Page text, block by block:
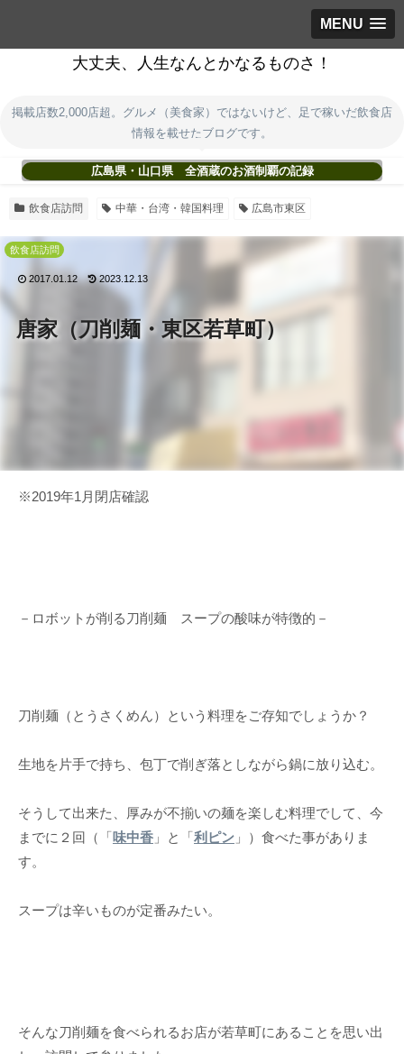
MENU
大丈夫、人生なんとかなるものさ！
掲載店数2,000店超。グルメ（美食家）ではないけど、足で稼いだ飲食店
情報を載せたブログです。
広島県・山口県 全酒蔵のお酒制覇の記録
飲食店訪問 中華・台湾・韓国料理 広島市東区
唐家（刀削麺・東区若草町）
飲食店訪問
2017.01.12 2023.12.13
※2019年1月閉店確認
－ロボットが削る刀削麺 スープの酸味が特徴的－
刀削麺（とうさくめん）という料理をご存知でしょうか？
生地を片手で持ち、包丁で削ぎ落としながら鍋に放り込む。
そうして出来た、厚みが不揃いの麺を楽しむ料理でして、今
までに２回（「味中香 」と「利ピン 」）食べた事がありま
す。
スープは辛いものが定番みたい。
そんな刀削麺を食べられるお店が若草町にあることを思い出